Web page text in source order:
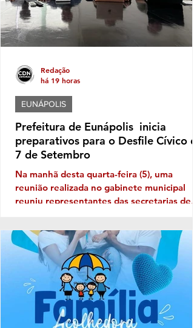
Prefeitura de Eunápolis inicia
preparativos para o Desfile Cívico
7 de Setembro
Na manhã desta quarta-feira (5), uma
reunião realizada no gabinete municipal
reuniu representantes das secretarias de
alinhar as primeiras ações voltadas à
organização do evento, incluindo aspectos
relacionados à logística, segurança,
estrutura e participação das instituições.
Neste ano, o desfile terá como tema
de Todos os Povos: Equidade, Memória e
Resistência", propondo uma reflexão
diversidade que constitui a identidade
EUNÁPOLIS
Redação
há 19 horas